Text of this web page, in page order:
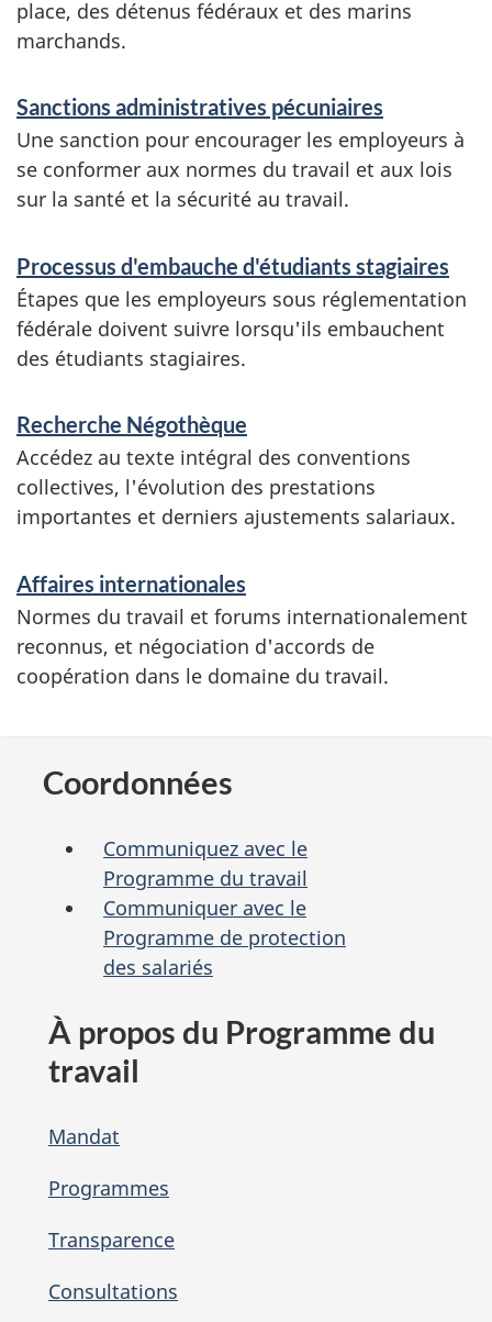
place, des détenus fédéraux et des marins
marchands.
Sanctions administratives pécuniaires
Une sanction pour encourager les employeurs à
se conformer aux normes du travail et aux lois
sur la santé et la sécurité au travail.
Processus d'embauche d'étudiants stagiaires
Étapes que les employeurs sous réglementation
fédérale doivent suivre lorsqu'ils embauchent
des étudiants stagiaires.
Recherche Négothèque
Accédez au texte intégral des conventions
collectives, l'évolution des prestations
importantes et derniers ajustements salariaux.
Affaires internationales
Normes du travail et forums internationalement
reconnus, et négociation d'accords de
coopération dans le domaine du travail.
Coordonnées
Communiquez avec le
Programme du travail
Communiquer avec le
Programme de protection
des salariés
À propos du Programme du
travail
Mandat
Programmes
Transparence
Consultations